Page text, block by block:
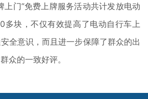
门”免费上牌服务活动共计发放电动
多块，不仅有效提高了电动自行车上
全意识，而且进一步保障了群众的出
众的一致好评。